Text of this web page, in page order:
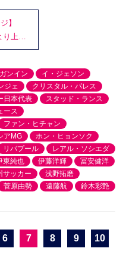
】
り上…
ンイン
イ・ジェソン
ジェ
クリスタル・パレス
日本代表
スタッド・ランス
ース
ファン・ヒチャン
アMG
ホン・ヒョンソク
リバプール
レアル・ソシエダ
東純也 伊藤洋輝
冨安健洋
サッカー
浅野拓磨
菅原由勢 遠藤航
鈴木彩艶
6 7 8 9 10